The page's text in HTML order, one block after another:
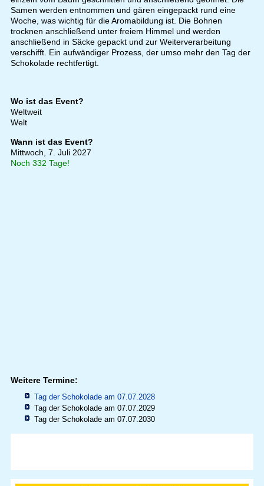
Samen werden entnommen und gären eingepackt rund eine
Woche, was wichtig für die Aromabildung ist. Die Bohnen
trocknen anschließend unter freiem Himmel und werden
anschließend in Säcke gepackt und zur Weiterverarbeitung
verschifft. Ein aufwändiger Prozess, der umso mehr den Tag der
Schokolade rechtfertigt.
Wo ist das Event?
Weltweit
Welt
Wann ist das Event?
Mittwoch, 7. Juli 2027
Noch 332 Tage!
Weitere Termine:
Tag der Schokolade am 07.07.2028
Tag der Schokolade am 07.07.2029
Tag der Schokolade am 07.07.2030